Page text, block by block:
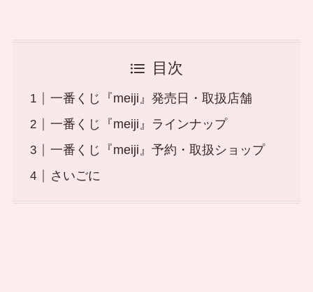
目次
一番くじ『meiji』発売日・取扱店舗
一番くじ『meiji』ラインナップ
一番くじ『meiji』予約・取扱ショップ
さいごに